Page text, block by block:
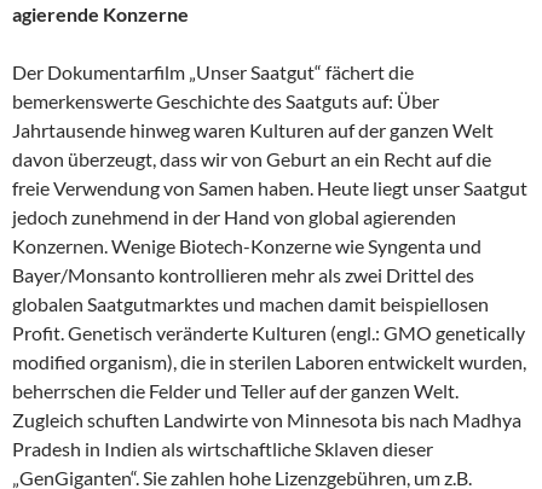
agierende Konzerne
Der Dokumentarfilm „Unser Saatgut“ fächert die
bemerkenswerte Geschichte des Saatguts auf: Über
Jahrtausende hinweg waren Kulturen auf der ganzen Welt
davon überzeugt, dass wir von Geburt an ein Recht auf die
freie Verwendung von Samen haben. Heute liegt unser Saatgut
jedoch zunehmend in der Hand von global agierenden
Konzernen. Wenige Biotech-Konzerne wie Syngenta und
Bayer/Monsanto kontrollieren mehr als zwei Drittel des
globalen Saatgutmarktes und machen damit beispiellosen
Profit. Genetisch veränderte Kulturen (engl.: GMO genetically
modified organism), die in sterilen Laboren entwickelt wurden,
beherrschen die Felder und Teller auf der ganzen Welt.
Zugleich schuften Landwirte von Minnesota bis nach Madhya
Pradesh in Indien als wirtschaftliche Sklaven dieser
„GenGiganten“. Sie zahlen hohe Lizenzgebühren, um z.B.